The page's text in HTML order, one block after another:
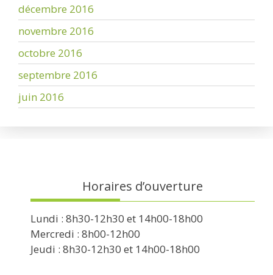
décembre 2016
novembre 2016
octobre 2016
septembre 2016
juin 2016
Horaires d’ouverture
Lundi : 8h30-12h30 et 14h00-18h00
Mercredi : 8h00-12h00
Jeudi : 8h30-12h30 et 14h00-18h00